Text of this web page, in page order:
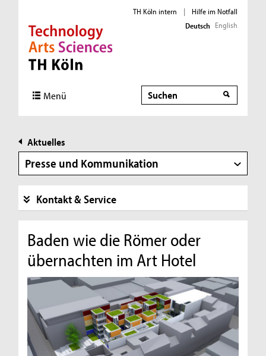
Direkt zur Hauptnavigation
Direkt zur Subnavigation
Direkt zum Inhalt
Direkt zum Fußbereich
TH Köln intern |
Hilfe im Notfall
Deutsch English
Menü Suche
Aktuelles
Presse und Kommunikation
Kontakt & Service
Baden wie die Römer oder
übernachten im Art Hotel